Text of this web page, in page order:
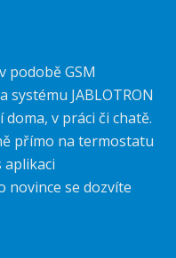
podobě GSM
JABLOTRON
v práci či chatě.
přímo na termostatu
aplikaci
novince se dozvíte